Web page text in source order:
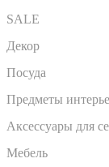
SALE
Декор
Посуда
Предметы
Аксессуары для
Мебель